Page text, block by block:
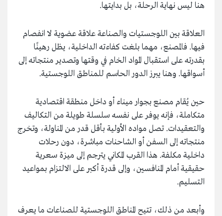
هنا ليس نهاية الرحلة، بل بدايتها.
العلاقة بين اللوجستيات والصناعة علاقة عضوية لا انفصام
فيها. فالمصنع، مهما بلغت كفاءته الداخلية، يظل رهينًا
بقدرته على استقبال المواد الخام في وقتها وتصدير منتجاته إلى
أسواقها. وهنا يبرز الدور الحاسم للمناطق اللوجستية.
حين يُقام مصنع بجوار ميناء أو داخل منطقة اقتصادية
متكاملة، فإنه يوفر على نفسه سلسلة طويلة من التكاليف
والتعقيدات. تصل مواده الأولية بأقل قدر من المناولة، وتخرج
منتجاته إلى السفن أو الشاحنات مباشرة، دون رحلات
داخلية مكلفة. هذا القرب المكاني يترجم إلى ميزة سعرية
حقيقية أمام المنافسين، وإلى قدرة أكبر على الالتزام بمواعيد
التسليم.
وأبعد من ذلك، تتيح المناطق اللوجستية للصناعات ما يعرف